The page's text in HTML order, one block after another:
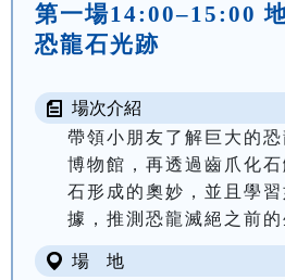
第一場14:00–15:00
恐龍石光跡
場次介紹
帶領小朋友了解巨大的
博物館，再透過齒爪化
石形成的奧妙，並且學
據，推測恐龍滅絕之前的
場 地